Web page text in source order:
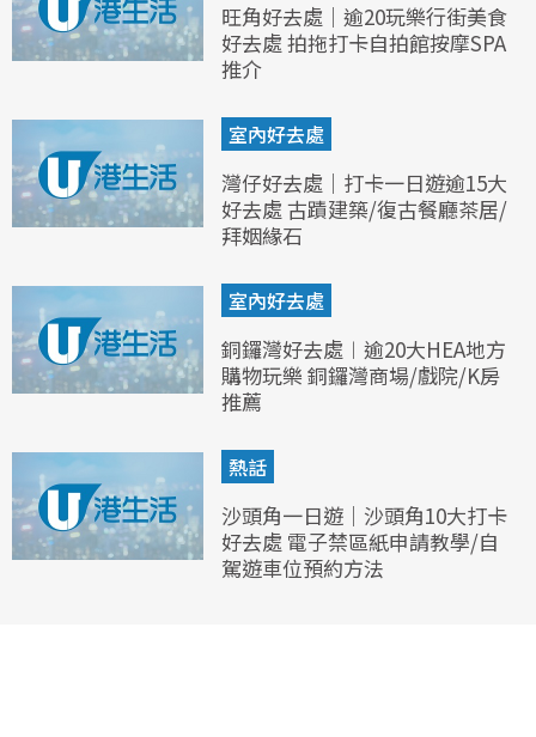
旺角好去處｜逾20玩樂行街美食
好去處 拍拖打卡自拍館按摩SPA
推介
室內好去處
灣仔好去處｜打卡一日遊逾15大
好去處 古蹟建築/復古餐廳茶居/
拜姻緣石
室內好去處
銅鑼灣好去處︱逾20大HEA地方
購物玩樂 銅鑼灣商場/戲院/K房
推薦
熱話
沙頭角一日遊｜沙頭角10大打卡
好去處 電子禁區紙申請教學/自
駕遊車位預約方法